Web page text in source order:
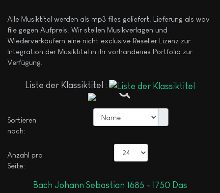
Alle Musiktitel werden als mp3 files geliefert. Lieferung als wav
file gegen Aufpreis. Wir stellen Musikverlagen und
Wiederverkäufern eine nicht exclusive Reseller Lizenz zur
Integration der Musiktitel in ihr vorhandenes Portfolio zur
Verfügung.
Liste der Klassiktitel :
Sortieren
nach:
Anzahl pro
Seite:
Bach Johann Sebastian 1685 - 1750 Das